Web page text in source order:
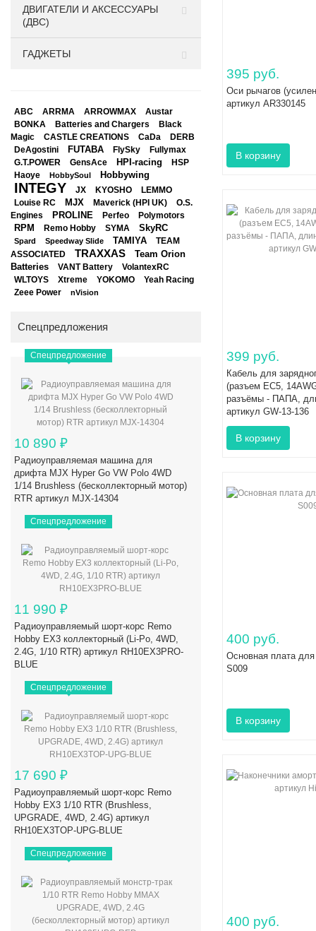
ДВИГАТЕЛИ И АКСЕССУАРЫ
(ДВС)
ГАДЖЕТЫ
ABC ARRMA ARROWMAX Austar
BONKA Batteries and Chargers
Black
Magic
CASTLE CREATIONS CaDa DERB
DeAgostini FUTABA FlySky Fullymax
G.T.POWER GensAce HPI-racing
HSP
Haoye
HobbySoul Hobbywing
INTEGY JX KYOSHO
LEMMO
Louise RC
MJX Maverick (HPI UK)
O.S.
Engines
PROLINE Perfeo Polymotors
RPM Remo Hobby SYMA SkyRC
Spard Speedway Slide TAMIYA
TEAM
ASSOCIATED
TRAXXAS
Team Orion
Batteries
VANT Battery VolantexRC
WLTOYS Xtreme YOKOMO Yeah Racing
Zeee Power nVision
Спецпредложения
Спецпредложение
10 890 ₽
Радиоуправляемая машина для
дрифта MJX Hyper Go VW Polo 4WD
1/14 Brushless (бесколлекторный мотор)
RTR артикул MJX-14304
Спецпредложение
11 990 ₽
Радиоуправляемый шорт-корс Remo
Hobby EX3 коллекторный (Li-Po, 4WD,
2.4G, 1/10 RTR) артикул RH10EX3PRO-
BLUE
Спецпредложение
17 690 ₽
Радиоуправляемый шорт-корс Remo
Hobby EX3 1/10 RTR (Brushless,
UPGRADE, 4WD, 2.4G) артикул
RH10EX3TOP-UPG-BLUE
Спецпредложение
395 руб.
Оси рычагов
артикул AR330145
399 руб.
Кабель для
(разъем EC5,
разъёмы - ПАПА,
артикул GW-13-136
400 руб.
Основная плата
S009
400 руб.